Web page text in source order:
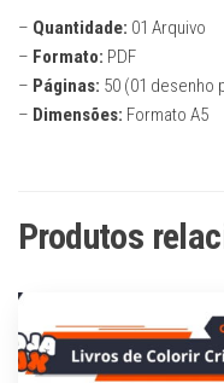
– Quantidade: 01 Arquivo
– Formato: PDF
– Páginas: 50 (01 desenho
– Dimensões: Formato A5
Produtos